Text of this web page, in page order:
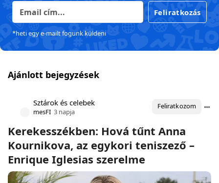
Feliratkozás
*heti egy e-mailt fogunk küldeni
Ajánlott bejegyzések
Sztárok és celebek
mesFI 3 napja
Feliratkozom
Kerekesszékben: Hová tűnt Anna
Kournikova, az egykori teniszező –
Enrique Iglesias szerelme